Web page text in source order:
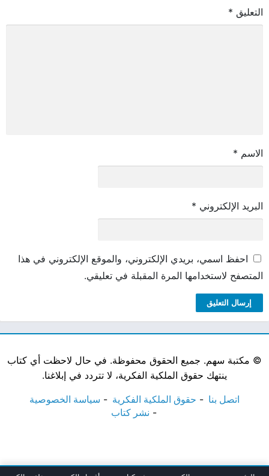
التعليق *
الاسم *
البريد الإلكتروني *
احفظ اسمي، بريدي الإلكتروني، والموقع الإلكتروني في هذا
المتصفح لاستخدامها المرة المقبلة في تعليقي.
© مكتبة سهم. جميع الحقوق محفوظة. في حال لاحظت أي كتاب
ينتهك حقوق الملكية الفكرية، لا تتردد في إبلاغنا.
اتصل بنا حقوق الملكية الفكرية
سياسة الخصوصية
نشر كتاب